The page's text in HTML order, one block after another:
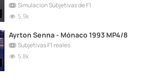
Simulacion Subjetivas de F1
5,9k
Ayrton Senna - Mónaco 1993 MP4/8
Subjetivas F1 reales
5,8k